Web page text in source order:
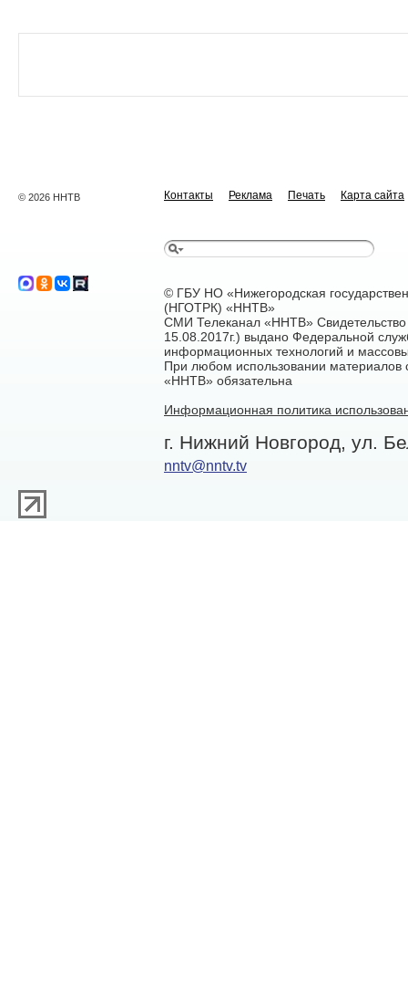
© 2026 ННТВ Контакты Реклама Печать Карта сайта
© ГБУ НО «Нижегородская
(НГОТРК) «ННТВ»
СМИ Телеканал «ННТВ»
15.08.2017г.) выдано Федеральной
информационных технологий и
При любом использовании материалов
«ННТВ» обязательна
Информационная политика
г. Нижний Новгород, ул.
nntv@nntv.tv